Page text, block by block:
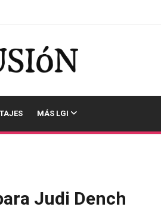
MÁS LGI
Judi Dench